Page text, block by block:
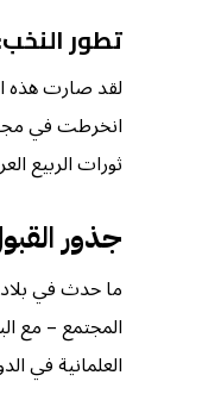
تطور
لقد صارت هذه
انخرطت في
ثورات الربيع
جذور
ما حدث في
المجتمع – مع
العلمانية في